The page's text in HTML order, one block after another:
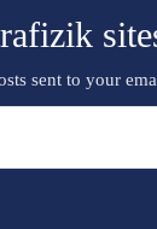
sent to your